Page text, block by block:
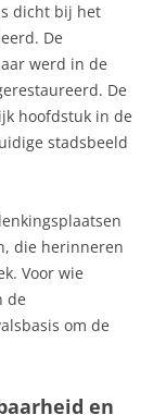
dicht bij het
De
werd in de
De
hoofdstuk in de
stadsbeeld
die herinneren
Voor wie
de
om de
en